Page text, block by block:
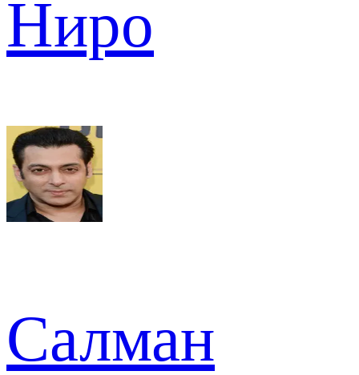
Ниро
Салман